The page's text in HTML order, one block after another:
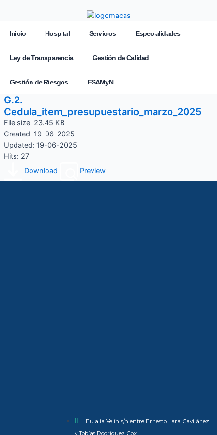
Inicio Hospital Servicios Especialidades
Ley de Transparencia Gestión de Calidad
Gestión de Riesgos ESAMyN
G.2.
Cedula_item_presupuestario_marzo_2025
File size: 23.45 KB
Created: 19-06-2025
Updated: 19-06-2025
Hits: 27
Download
Preview
Eulalia Velín s/n entre Ernesto Lara Gavilánez
y Tobías Rodríguez Cox